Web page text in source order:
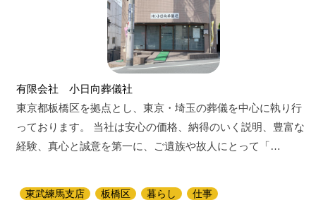
有限会社 小日向葬儀社
東京都板橋区を拠点とし、東京・埼玉の葬儀を中心に執り行
っております。 当社は安心の価格、納得のいく説明、豊富な
経験、真心と誠意を第一に、ご遺族や故人にとって「…
東武練馬支店 板橋区 暮らし 仕事